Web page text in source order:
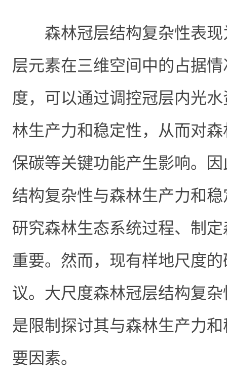
森林冠层结构复杂性表
层元素在三维空间中的占据
度，可以通过调控冠层内光
林生产力和稳定性，从而对
保碳等关键功能产生影响。
结构复杂性与森林生产力和
研究森林生态系统过程、制
重要。然而，现有样地尺度
议。大尺度森林冠层结构复
是限制探讨其与森林生产力
要因素。